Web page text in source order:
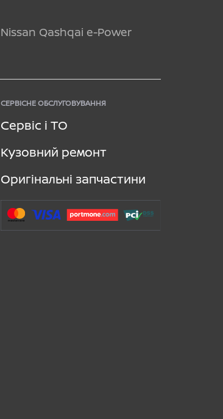
Nissan Qashqai e-Power
СЕРВІСНЕ ОБСЛУГОВУВАННЯ
Сервіс і ТО
Кузовний ремонт
Оригінальні запчастини